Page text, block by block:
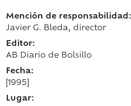
Mención de responsabilidad:
Javier G. Bleda, director
Editor:
AB Diario de Bolsillo
Fecha:
[1995]
Lugar: